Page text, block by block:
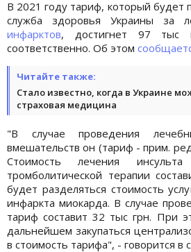
В 2021 году тариф, который будет
служба здоровья Украины за
инфарктов, достигнет 97
соответственно. Об этом
Читайте также:
Стало известно, когда в Украине
страховая медицина
"В случае проведения
вмешательств он (тариф - прим.
Стоимость лечения
тромболитической терапии
будет разделяться стоимость
инфаркта миокарда. В случае
тариф составит 32 тыс грн. При
дальнейшем закупаться
в стоимость тарифа", - говорится в